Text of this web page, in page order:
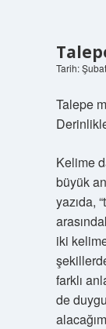
Tarih:
Talepe
Kelime
büyük
yazıda,
iki
farklı
de